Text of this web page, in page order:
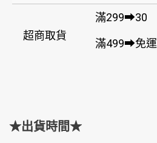
超商取貨
滿299➡30
滿499➡免運
★出貨時間★